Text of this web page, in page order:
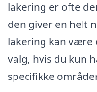
lakering er ofte
den giver en helt
lakering kan være
valg, hvis du kun
specifikke